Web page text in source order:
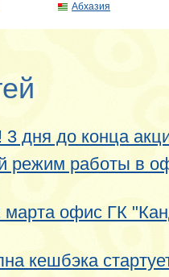
Абхазия
дня до конца
режим работы в
офис ГК
кешбэка